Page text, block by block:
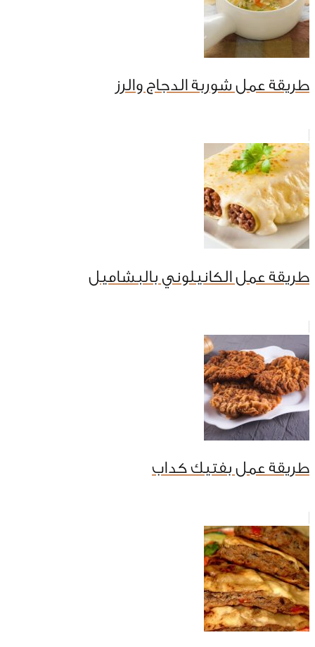
طريقة عمل شوربة الدجاج والرز
طريقة عمل الكانيلوني بالبشاميل
طريقة عمل بفتيك كداب